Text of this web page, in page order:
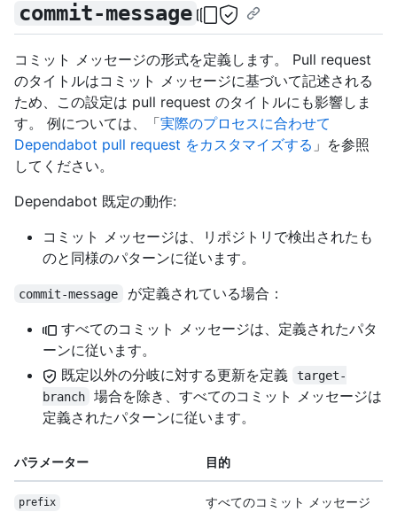
commit-message
コミット メッセージの形式を定義します。 Pull request
のタイトルはコミット メッセージに基づいて記述される
ため、この設定は pull request のタイトルにも影響しま
す。 例については、「実際のプロセスに合わせて
Dependabot pull request をカスタマイズする 」を参照
してください。
Dependabot 既定の動作:
コミット メッセージは、リポジトリで検出されたも
のと同様のパターンに従います。
commit-message
が定義されている場合：
すべてのコミット メッセージは、定義されたパタ
ーンに従います。
既定以外の分岐に対する更新を定義
target-
branch
場合を除き、すべてのコミット メッセージは
定義されたパターンに従います。
パラメーター 目的
prefix すべてのコミット メッセージ